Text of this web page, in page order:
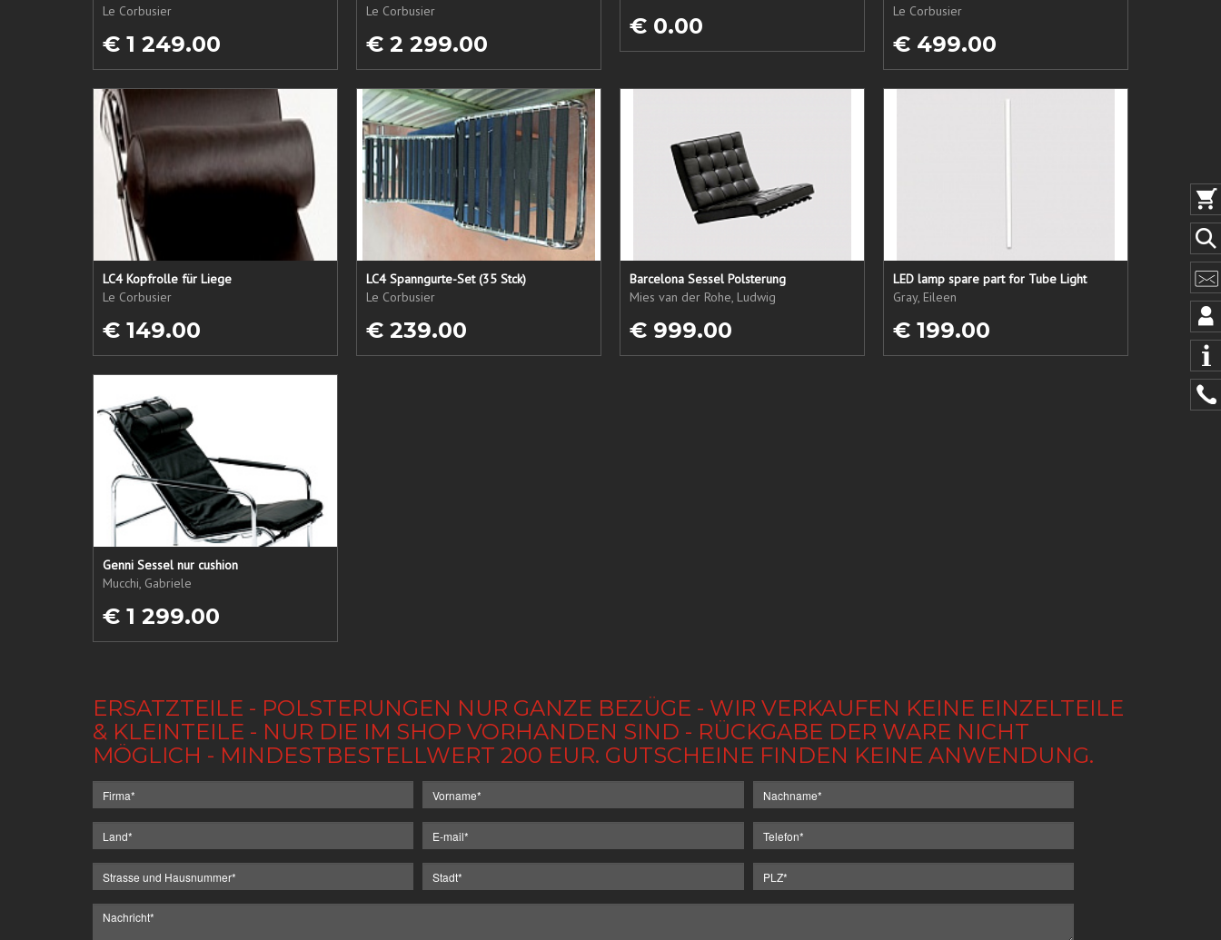
Le Corbusier
€ 1 249.00
Le Corbusier
€ 2 299.00
€ 0.00
Le Corbusier
€ 499.00
LC4 Kopfrolle für Liege
Le Corbusier
€ 149.00
LC4 Spanngurte-Set (35 Stck)
Le Corbusier
€ 239.00
Barcelona Sessel Polsterung
Mies van der Rohe, Ludwig
€ 999.00
LED lamp spare part for Tube Light
Gray, Eileen
€ 199.00
Genni Sessel nur cushion
Mucchi, Gabriele
€ 1 299.00
ERSATZTEILE - POLSTERUNGEN NUR GANZE BEZÜGE - WIR VERKAUFEN KEINE EINZELTEILE
& KLEINTEILE - NUR DIE IM SHOP VORHANDEN SIND - RÜCKGABE DER WARE NICHT
MÖGLICH - MINDESTBESTELLWERT 200 EUR. GUTSCHEINE FINDEN KEINE ANWENDUNG.